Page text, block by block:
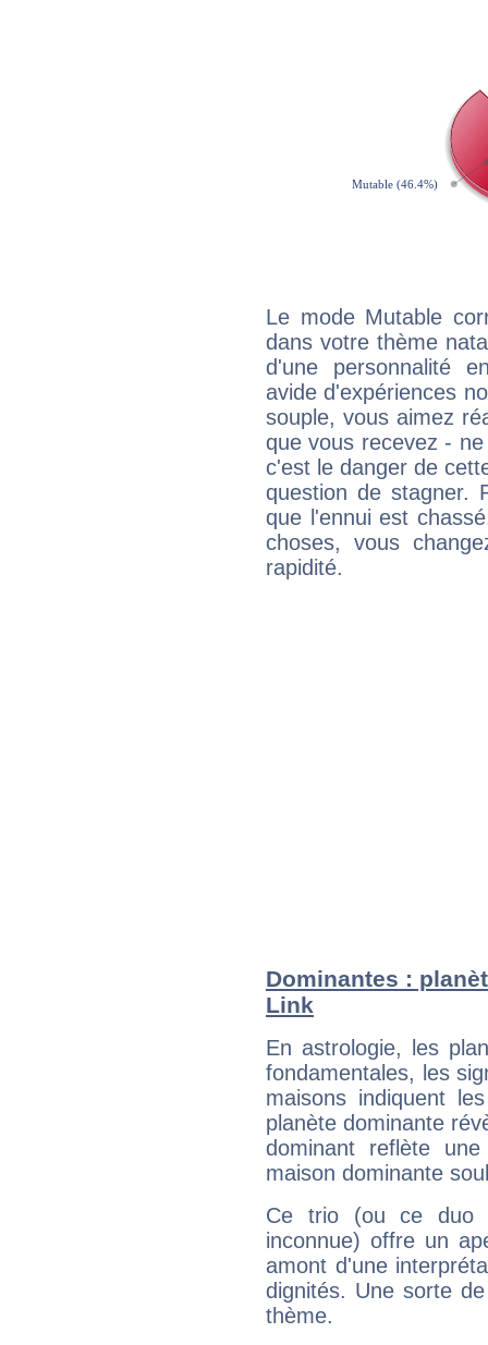
Le mode Mutable
dans votre thème
d'une personnalité
avide d'expériences
souple, vous aimez
que vous recevez -
c'est le danger de
question de stagner.
que l'ennui est
choses, vous
rapidité.
Dominantes :
Link
En astrologie, les
fondamentales, les
maisons indiquent
planète dominante
dominant reflète
maison dominante
Ce trio (ou ce duo
inconnue) offre un
amont d'une
dignités. Une sorte
thème.